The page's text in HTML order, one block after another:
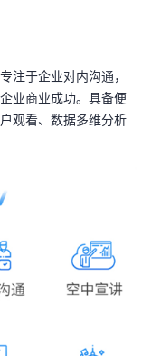
注于企业对内沟通，
业商业成功。具备便
观看、数据多维分析